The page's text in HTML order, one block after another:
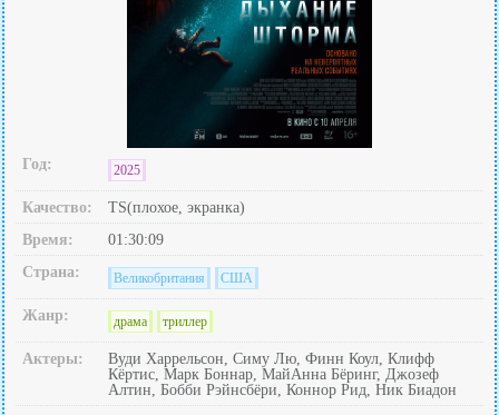
Год: 2025
Качество:
TS(плохое, экранка)
Время:
01:30:09
Страна:
Великобритания США
Жанр: драма триллер
Актеры:
Вуди Харрельсон, Симу Лю, Финн Коул, Клифф
Кёртис, Марк Боннар, МайАнна Бёринг, Джозеф
Алтин, Бобби Рэйнсбёри, Коннор Рид, Ник Биадон